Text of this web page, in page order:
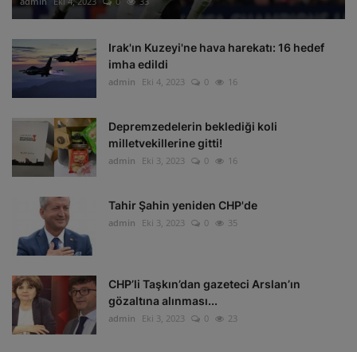
Irak'ın Kuzeyi'ne hava harekatı: 16 hedef
imha edildi
admin Eki 4, 2023 0 16
Depremzedelerin beklediği koli
milletvekillerine gitti!
admin Eki 3, 2023 0 16
Tahir Şahin yeniden CHP'de
admin Eki 3, 2023 0 35
CHP’li Taşkın’dan gazeteci Arslan’ın
gözaltına alınması...
admin Eki 3, 2023 0 23